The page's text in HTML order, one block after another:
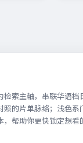
检索主轴，串联华语
照的片单脉络；浅色
帮助你更快锁定想看